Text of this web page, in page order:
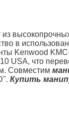
из
в
Kenwood
USA, что
Совместим
Купить